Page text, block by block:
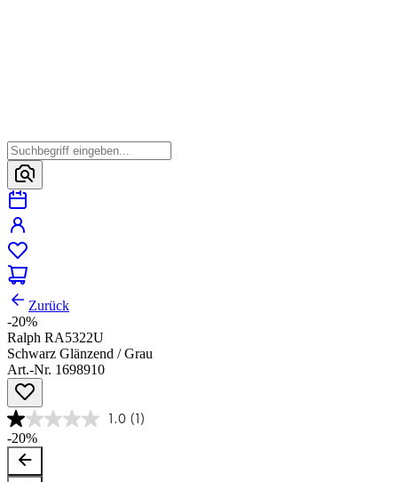
Zurück
-20%
Ralph RA5322U
Schwarz Glänzend / Grau
Art.-Nr. 1698910
1.0 (1)
-20%